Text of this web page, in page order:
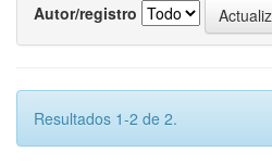
Autor/registro
Resultados 1-2 de 2.